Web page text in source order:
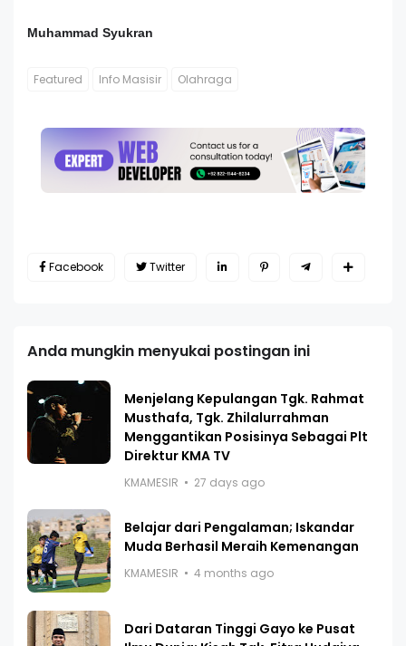
Muhammad Syukran
Featured Info Masisir Olahraga
Facebook Twitter
Anda mungkin menyukai postingan ini
Menjelang Kepulangan Tgk. Rahmat
Musthafa, Tgk. Zhilalurrahman
Menggantikan Posisinya Sebagai Plt
Direktur KMA TV
KMAMESIR 27 days ago
Belajar dari Pengalaman; Iskandar
Muda Berhasil Meraih Kemenangan
KMAMESIR 4 months ago
Dari Dataran Tinggi Gayo ke Pusat